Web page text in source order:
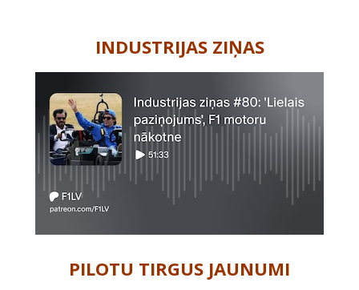
INDUSTRIJAS ZIŅAS
PILOTU TIRGUS JAUNUMI